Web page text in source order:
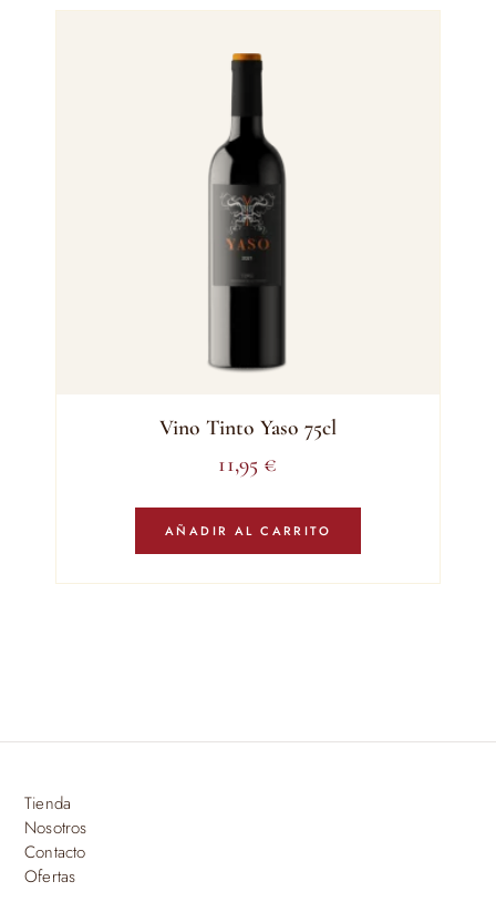
Vino Tinto Yaso 75cl
11,95 €
AÑADIR AL CARRITO
Tienda
Nosotros
Contacto
Ofertas